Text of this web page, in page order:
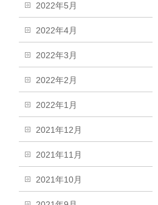
2022年5月
2022年4月
2022年3月
2022年2月
2022年1月
2021年12月
2021年11月
2021年10月